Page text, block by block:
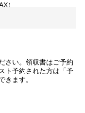
）
さい。領収書はご予約
ト予約された方は「予
きます。